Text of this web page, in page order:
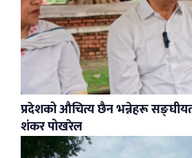
प्रदेशको औचित्य छैन भन्नेहरू
शंकर पोखरेल